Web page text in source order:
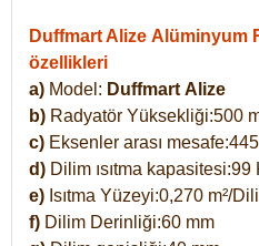
Duffmart Alize Alüminyum
özellikleri
a) Model: Duffmart Alize
b) Radyatör Yüksekliği:500
c) Eksenler arası
d) Dilim ısıtma kapasitesi:99
e) Isıtma Yüzeyi:0,270 m²/
f) Dilim Derinliği:60 mm